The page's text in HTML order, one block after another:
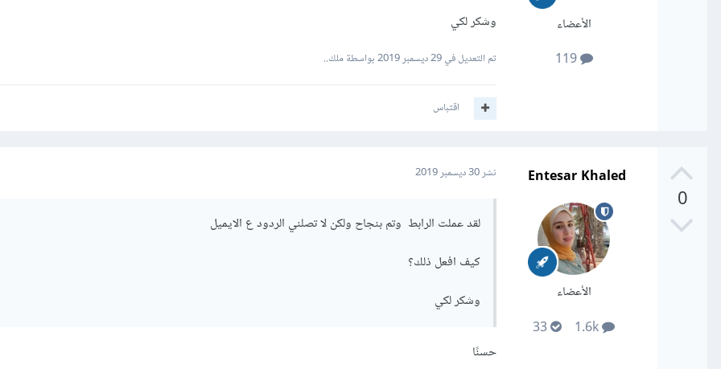
الأعضاء
119
وشكر لكي
تم التعديل في29 ديسمبر 2019 بواسطة ملك..
اقتباس
0
Entesar Khaled
الأعضاء
نشر30 ديسمبر 2019
لقد عملت الرابط وتم بنجاح ولكن لا تصلني الردود ع الايميل
كيف افعل ذلك؟
وشكر لكي
حسنًا